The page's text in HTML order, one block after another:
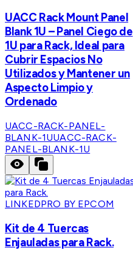
UACC Rack Mount Panel
Blank 1U – Panel Ciego de
1U para Rack, Ideal para
Cubrir Espacios No
Utilizados y Mantener un
Aspecto Limpio y
Ordenado
UACC-RACK-PANEL-
BLANK-1UUACC-RACK-
PANEL-BLANK-1U
LINKEDPRO BY EPCOM
Kit de 4 Tuercas
Enjauladas para Rack.